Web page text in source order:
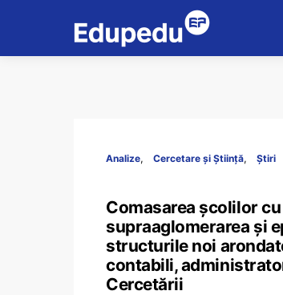
Analize Cercetare și Știință Știri
Comasarea școlilor
supraaglomerarea și
structurile noi
contabili,
Cercetării